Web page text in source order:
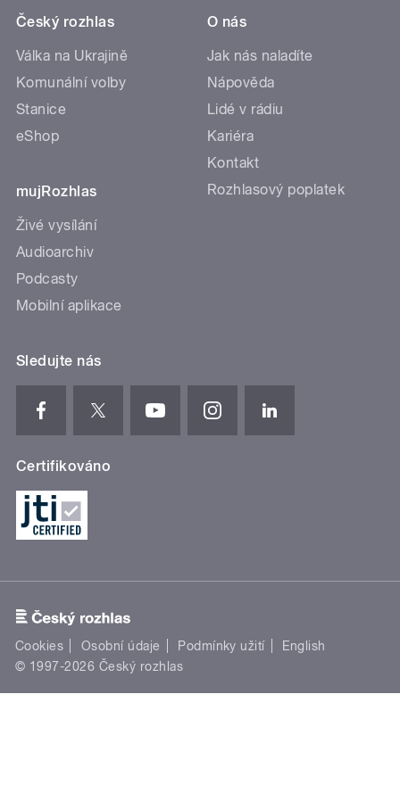
Český rozhlas
Válka na Ukrajině
Komunální volby
Stanice
eShop
mujRozhlas
Živé vysílání
Audioarchiv
Podcasty
Mobilní aplikace
O nás
Jak nás naladíte
Nápověda
Lidé v rádiu
Kariéra
Kontakt
Rozhlasový poplatek
Sledujte nás
Certifikováno
Cookies Osobní údaje Podmínky užití
English
© 1997-2026 Český rozhlas